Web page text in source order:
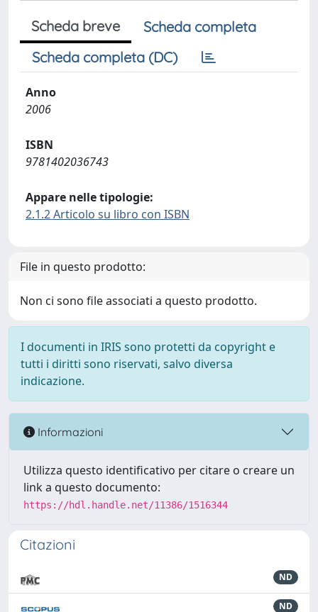
Scheda breve
Scheda completa
Scheda completa (DC)
Anno
2006
ISBN
9781402036743
Appare nelle tipologie:
2.1.2 Articolo su libro con ISBN
File in questo prodotto:
Non ci sono file associati a questo prodotto.
I documenti in IRIS sono protetti da copyright e
tutti i diritti sono riservati, salvo diversa
indicazione.
Informazioni
Utilizza questo identificativo per citare o creare un
link a questo documento:
https://hdl.handle.net/11386/1516344
Citazioni
ND
ND